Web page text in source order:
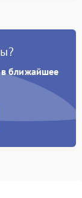
в ближайшее